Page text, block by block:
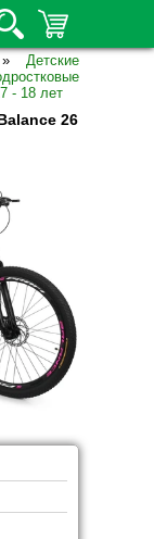
» Детские
- 18 лет
26